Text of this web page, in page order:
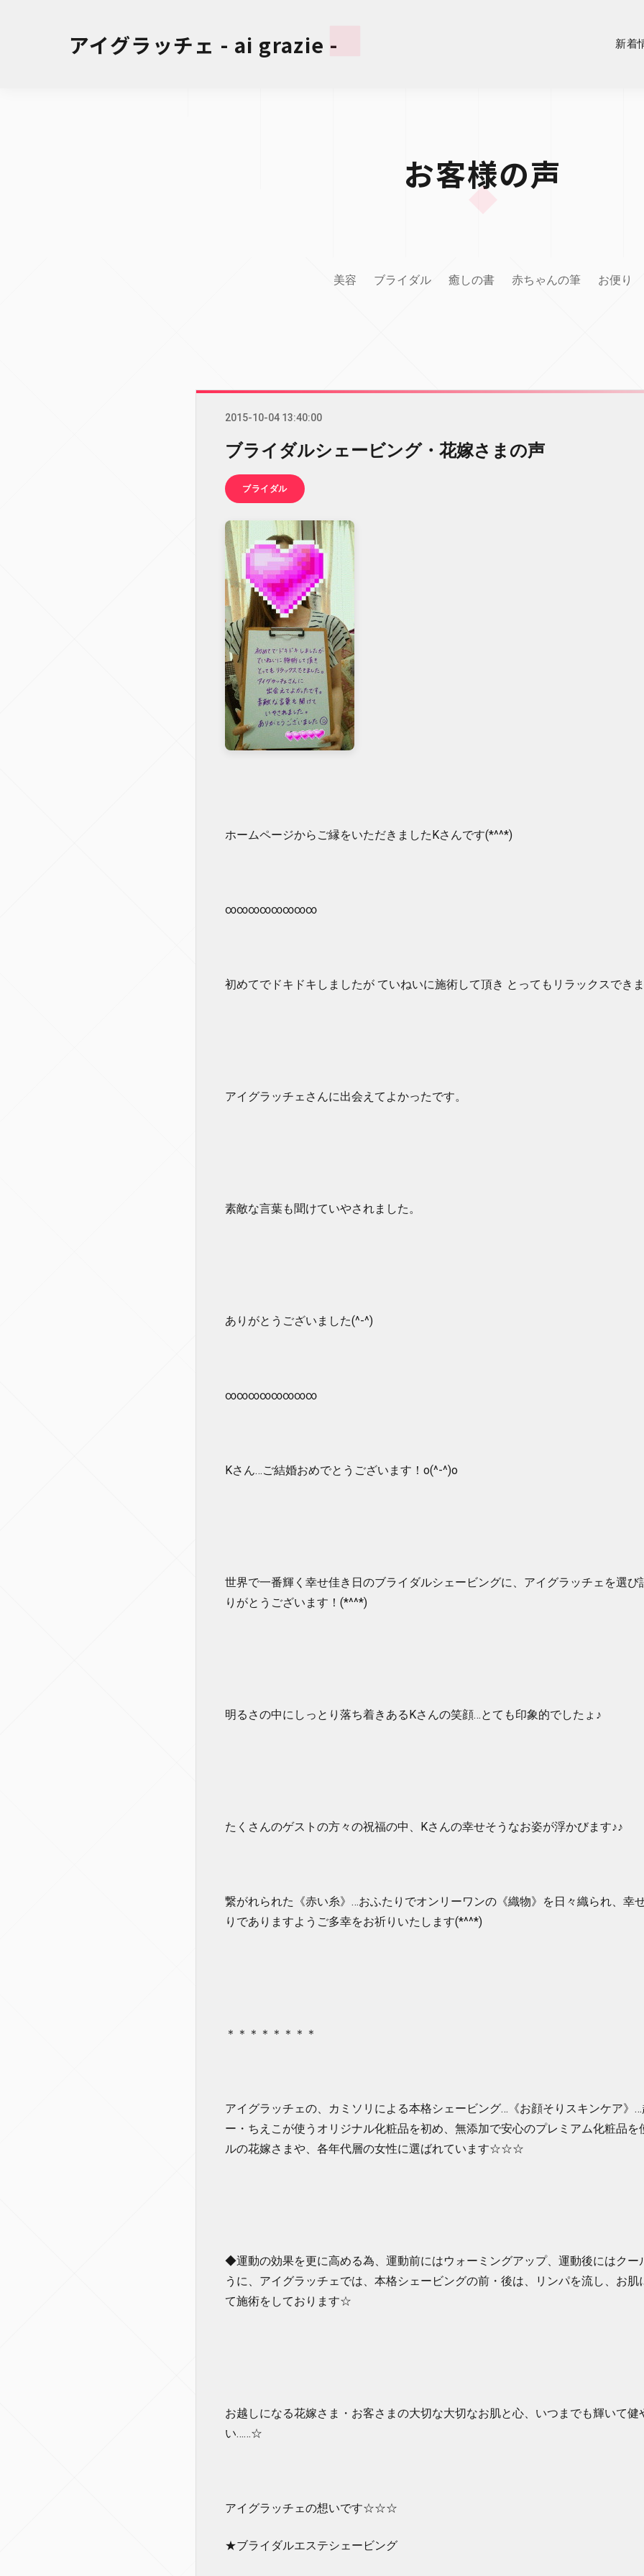
アイグラッチェ - ai grazie - 新着
お客様の声
美容 ブライダル 癒しの書 赤ちゃんの筆 お便り
2015-10-04 13:40:00
ブライダルシェービング・花嫁さまの声
ブライダル
ホームページからご縁をいただきましたKさんです(*^^*)
∞∞∞∞∞∞∞∞
初めてでドキドキしましたが ていねいに施術して頂き とってもリラックスでき
アイグラッチェさんに出会えてよかったです。
素敵な言葉も聞けていやされました。
ありがとうございました(^-^)
∞∞∞∞∞∞∞∞
Kさん…ご結婚おめでとうございます！o(^-^)o
世界で一番輝く幸せ佳き日のブライダルシェービングに、アイグラッチェを選び
りがとうございます！(*^^*)
明るさの中にしっとり落ち着きあるKさんの笑顔…とても印象的でしたょ♪
たくさんのゲストの方々の祝福の中、Kさんの幸せそうなお姿が浮かびます♪♪
繋がれられた《赤い糸》…おふたりでオンリーワンの《織物》を日々織られ、幸
りでありますようご多幸をお祈りいたします(*^^*)
＊＊＊＊＊＊＊＊
アイグラッチェの、カミソリによる本格シェービング…《お顔そりスキンケア》
ー・ちえこが使うオリジナル化粧品を初め、無添加で安心のプレミアム化粧品を
ルの花嫁さまや、各年代層の女性に選ばれています☆☆☆
◆運動の効果を更に高める為、運動前にはウォーミングアップ、運動後にはクー
うに、アイグラッチェでは、本格シェービングの前・後は、リンパを流し、お肌
て施術をしております☆
お越しになる花嫁さま・お客さまの大切な大切なお肌と心、いつまでも輝いて健
い……☆
アイグラッチェの想いです☆☆☆
★ブライダルエステシェービング